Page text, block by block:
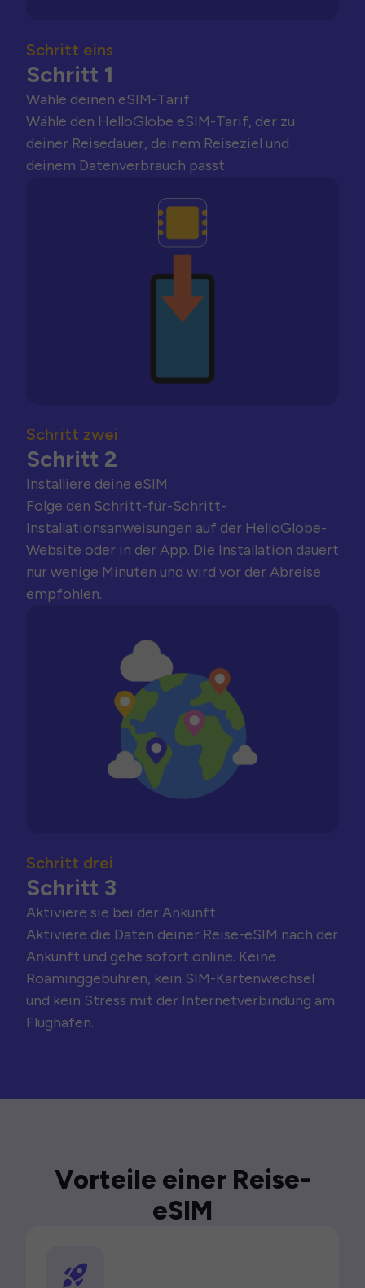
Schritt eins
Schritt 1
Wähle deinen eSIM-Tarif
Wähle den HelloGlobe eSIM-Tarif, der zu
deiner Reisedauer, deinem Reiseziel und
deinem Datenverbrauch passt.
Schritt zwei
Schritt 2
Installiere deine eSIM
Folge den Schritt-für-Schritt-
Installationsanweisungen auf der HelloGlobe-
Website oder in der App. Die Installation dauert
nur wenige Minuten und wird vor der Abreise
empfohlen.
Schritt drei
Schritt 3
Aktiviere sie bei der Ankunft
Aktiviere die Daten deiner Reise-eSIM nach der
Ankunft und gehe sofort online. Keine
Roaminggebühren, kein SIM-Kartenwechsel
und kein Stress mit der Internetverbindung am
Flughafen.
Vorteile einer Reise-
eSIM